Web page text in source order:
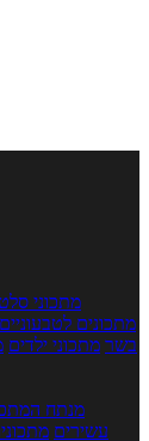
מתכוני
מתכונים לטבעוניים
בשר מתכוני ילדים
מנתח
עשירים